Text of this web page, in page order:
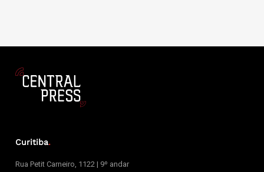
Curitiba.
Rua Petit Carneiro, 1122 | 9º andar